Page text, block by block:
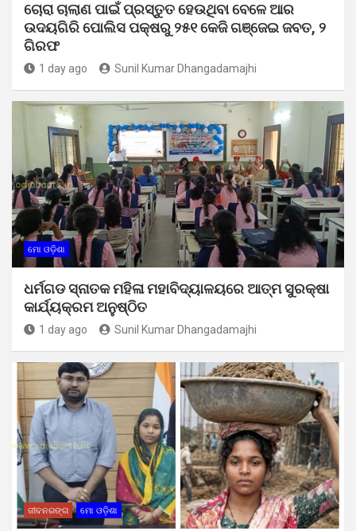
ଚୋରା ଚାଲାଣ ପାଇଁ ପ୍ରସ୍ତୁତ ହେଉଥିବା ବେଳେ ଆର
ଉଦୟଗିରି ପୋଲିସ ପକ୍ଷରୁ ୨୫୧ କେଜି ଗଞ୍ଜେଇ ଜବତ, ୨
ଗିରଫ
1 day ago Sunil Kumar Dhangadamajhi
ମୋ ଓଡ଼ିଶା
ଧର୍ମଗଡ ସ୍ନାତକ ମହିଳା ମହାବିଦ୍ୟାଳୟରେ ଆତ୍ମ ସୁରକ୍ଷା
କାର୍ଯ୍ୟକ୍ରମ ଅନୁଷ୍ଠିତ
1 day ago Sunil Kumar Dhangadamajhi
ଜୀବନରଙ୍ଗ ମୋ ଓଡ଼ିଶା